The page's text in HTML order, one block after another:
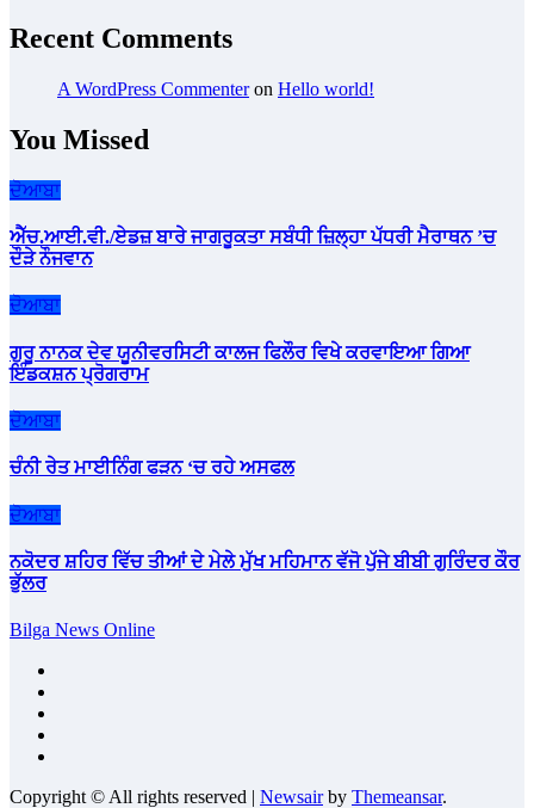
Recent Comments
A WordPress Commenteron Hello world!
You Missed
ਦੋਆਬਾ
ਐੱਚ.ਆਈ.ਵੀ./ਏਡਜ਼ ਬਾਰੇ ਜਾਗਰੂਕਤਾ ਸਬੰਧੀ ਜ਼ਿਲ੍ਹਾ ਪੱਧਰੀ ਮੈਰਾਥਨ ’ਚ
ਦੌੜੇ ਨੌਜਵਾਨ
ਦੋਆਬਾ
ਗੁਰੂ ਨਾਨਕ ਦੇਵ ਯੂਨੀਵਰਸਿਟੀ ਕਾਲਜ ਫਿਲੌਰ ਵਿਖੇ ਕਰਵਾਇਆ ਗਿਆ
ਇੰਡਕਸ਼ਨ ਪ੍ਰੋਗਰਾਮ
ਦੋਆਬਾ
ਚੰਨੀ ਰੇਤ ਮਾਈਨਿੰਗ ਫੜਨ ‘ਚ ਰਹੇ ਅਸਫਲ
ਦੋਆਬਾ
ਨਕੋਦਰ ਸ਼ਹਿਰ ਵਿੱਚ ਤੀਆਂ ਦੇ ਮੇਲੇ ਮੁੱਖ ਮਹਿਮਾਨ ਵੱਜੋ ਪੁੱਜੇ ਬੀਬੀ ਗੁਰਿੰਦਰ ਕੌਰ
ਭੁੱਲਰ
Bilga News Online
Copyright © All rights reserved | Newsairby Themeansar.